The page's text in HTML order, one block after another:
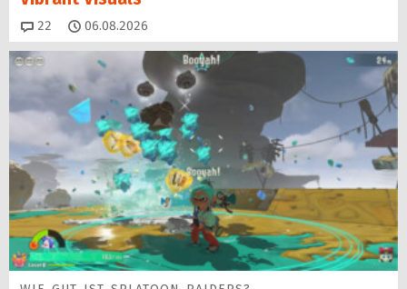
22 Kommentare
06.08.2026